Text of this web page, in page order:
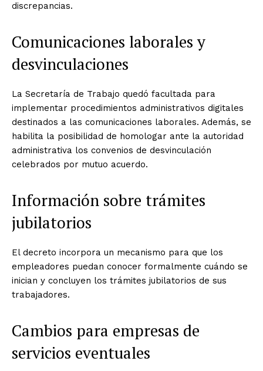
discrepancias.
Comunicaciones laborales y
desvinculaciones
La Secretaría de Trabajo quedó facultada para
implementar procedimientos administrativos digitales
destinados a las comunicaciones laborales. Además, se
habilita la posibilidad de homologar ante la autoridad
administrativa los convenios de desvinculación
celebrados por mutuo acuerdo.
Información sobre trámites
jubilatorios
El decreto incorpora un mecanismo para que los
empleadores puedan conocer formalmente cuándo se
inician y concluyen los trámites jubilatorios de sus
trabajadores.
Cambios para empresas de
servicios eventuales